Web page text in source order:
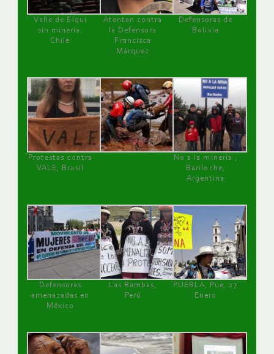
Valle de Elqui
sin minería.
Chile
Atentan contra
la Defensora
Francisca
Márquez
Defensoras de
Bolivia
Protestas contra
VALE, Brasil
No a la minería ,
Bariloche,
Argentina
Defensoras
amenazadas en
México
Las Bambas,
Perú
PUEBLA, Pue, 27
Enero